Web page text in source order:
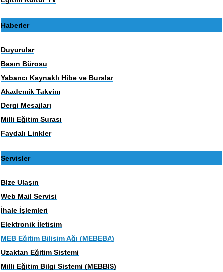
Haberler
Duyurular
Basın Bürosu
Yabancı Kaynaklı Hibe ve Burslar
Akademik Takvim
Dergi Mesajları
Milli Eğitim Şurası
Faydalı Linkler
Servisler
Bize Ulaşın
Web Mail Servisi
İhale İşlemleri
Elektronik İletişim
MEB Eğitim Bilişim Ağı (MEBEBA)
Uzaktan Eğitim Sistemi
Milli Eğitim Bilgi Sistemi (MEBBIS)